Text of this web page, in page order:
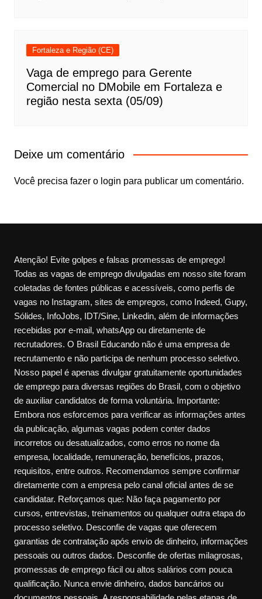
Fortaleza e Região (CE)
Vaga de emprego para Gerente
Comercial no DMobile em Fortaleza e
região nesta sexta (05/09)
Deixe um comentário
Você precisa fazer o login para publicar um comentário.
Atenção! Evite golpes e falsas promessas de emprego!
Todas as vagas de emprego divulgadas em nosso site foram
coletadas de fontes públicas e acessíveis, como perfis de
vagas no Instagram, sites de empregos, como Indeed, Gupy,
Sólides, InfoJobs, IDT/Sine, Linkedin, além de informações
recebidas por e-mail, whatsApp ou diretamente de
recrutadores. O Brasil Educando não é uma empresa de
recrutamento e não participa de nenhum processo seletivo.
Nosso papel é apenas divulgar gratuitamente oportunidades
de emprego para diversas regiões do Brasil, com o objetivo
de auxiliar candidatos de forma voluntária. Importante:
Embora nos esforcemos para verificar as informações antes
da publicação, algumas vagas podem conter dados
incorretos ou desatualizados, como erros no nome da
empresa, localidade, remuneração, benefícios, prazos,
requisitos, entre outros. Recomendamos sempre confirmar
diretamente com a empresa pelo canal oficial antes de se
candidatar. Reforçamos que: Não faça pagamento por
cursos, entrevistas, treinamentos ou qualquer outra etapa do
processo seletivo. Desconfie de vagas que oferecem
garantias de contratação após envio de dinheiro, informações
pessoais ou outros dados. Desconfie de ofertas milagrosas,
promessas de emprego fácil ou altos salários com pouca
qualificação. Nunca envie dinheiro, dados bancários ou